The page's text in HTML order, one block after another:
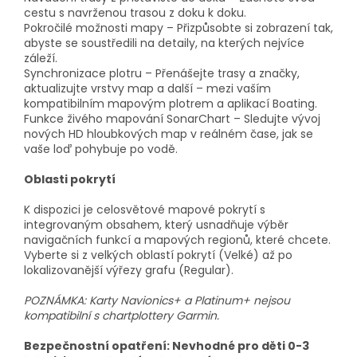
cestu s navrženou trasou z doku k doku.
Pokročilé možnosti mapy – Přizpůsobte si zobrazení tak,
abyste se soustředili na detaily, na kterých nejvíce
záleží.
Synchronizace plotru – Přenášejte trasy a značky,
aktualizujte vrstvy map a další – mezi vaším
kompatibilním mapovým plotrem a aplikací Boating.
Funkce živého mapování SonarChart – Sledujte vývoj
nových HD hloubkových map v reálném čase, jak se
vaše loď pohybuje po vodě.
Oblasti pokrytí
K dispozici je celosvětové mapové pokrytí s
integrovaným obsahem, který usnadňuje výběr
navigačních funkcí a mapových regionů, které chcete.
Vyberte si z velkých oblastí pokrytí (Velké) až po
lokalizovanější výřezy grafu (Regular).
POZNÁMKA: Karty Navionics+ a Platinum+ nejsou
kompatibilní s chartplottery Garmin.
Bezpečnostní opatření: Nevhodné pro děti 0-3